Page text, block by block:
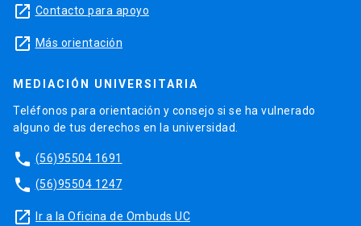
launch Contacto para apoyo
launch Más orientación
MEDIACIÓN UNIVERSITARIA
Teléfonos para orientación y consejo si se ha vulnerado
alguno de tus derechos en la universidad.
phone (56)95504 1691
phone (56)95504 1247
launch Ir a la Oficina de Ombuds UC